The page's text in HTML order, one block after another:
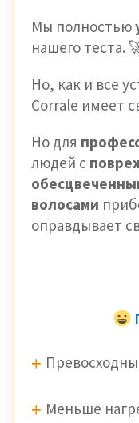
Мы полностью
нашего теста.
Но, как и все
Corrale имеет
Но для
людей с
волосами
оправдывает
Меньше